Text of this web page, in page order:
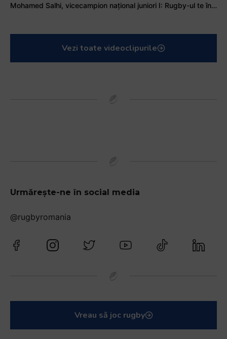
Mohamed Salhi, vicecampion național juniori I: Rugby-ul te învață să accepți și înfrângerile
Vezi toate videoclipurile
Urmărește-ne în social media
@rugbyromania
Vreau să joc rugby